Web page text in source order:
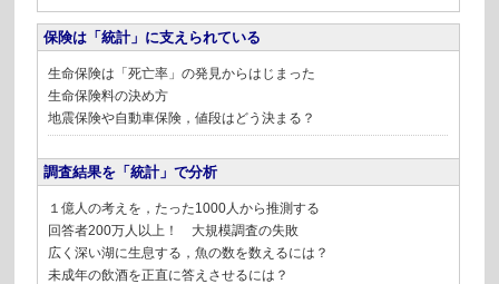
保険は「統計」に支えられている
生命保険は「死亡率」の発見からはじまった
生命保険料の決め方
地震保険や自動車保険，値段はどう決まる？
調査結果を「統計」で分析
１億人の考えを，たった1000人から推測する
回答者200万人以上！ 大規模調査の失敗
広く深い湖に生息する，魚の数を数えるには？
未成年の飲酒を正直に答えさせるには？